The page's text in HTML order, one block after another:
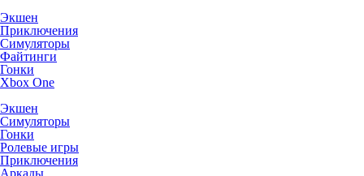
Экшен
Приключения
Симуляторы
Файтинги
Гонки
Xbox One
Экшен
Симуляторы
Гонки
Ролевые игры
Приключения
Аркады